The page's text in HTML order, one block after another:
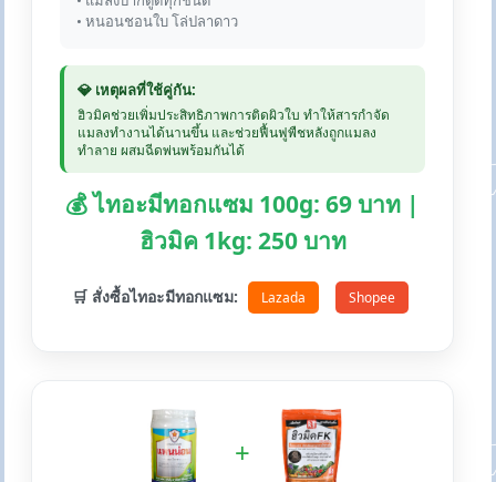
• หนอนชอนใบ โล่ปลาดาว
💎 เหตุผลที่ใช้คู่กัน:
ฮิวมิคช่วยเพิ่มประสิทธิภาพการติดผิวใบ ทำให้สารกำจัด
แมลงทำงานได้นานขึ้น และช่วยฟื้นฟูพืชหลังถูกแมลง
ทำลาย ผสมฉีดพ่นพร้อมกันได้
💰 ไทอะมีทอกแซม 100g: 69 บาท |
ฮิวมิค 1kg: 250 บาท
🛒 สั่งซื้อไทอะมีทอกแซม: Lazada Shopee
+